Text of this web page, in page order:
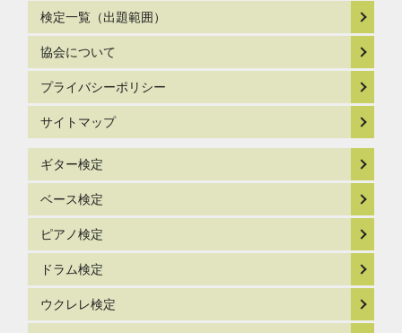
検定一覧（出題範囲）
協会について
プライバシーポリシー
サイトマップ
ギター検定
ベース検定
ピアノ検定
ドラム検定
ウクレレ検定